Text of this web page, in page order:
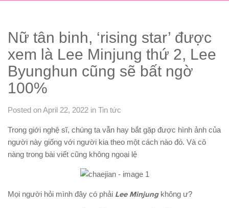
Nữ tân binh, ‘rising star’ được
xem là Lee Minjung thứ 2, Lee
Byunghun cũng sẽ bất ngờ
100%
Posted on April 22, 2022 in Tin tức
Trong giới nghệ sĩ, chúng ta vẫn hay bắt gặp được hình ảnh của
người này giống với người kia theo một cách nào đó. Và cô
nàng trong bài viết cũng không ngoại lệ
Mọi người hỏi mình đây có phải Lee Minjungkhông ư?